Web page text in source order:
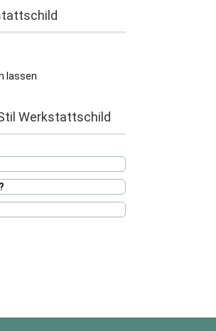
lassen
Werkstattschild